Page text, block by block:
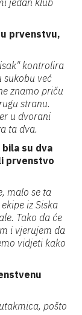
jedan klub
prvenstvu,
kontrolira
sukobu već
znamo priču
stranu.
u dvorani
ta dva.
su dva
prvenstvo
malo se ta
iz Siska
Tako da će
i vjerujem da
vidjeti kako
pošto